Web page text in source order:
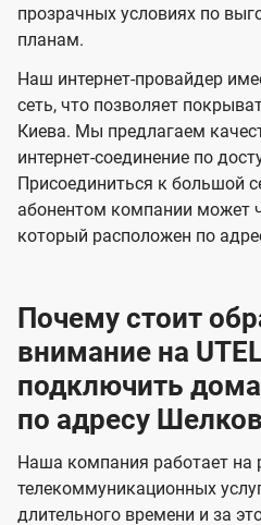
е
н
и
я
прозрачных условиях по
планам.
Наш интернет-провайдер
сеть, что позволяет
Киева. Мы предлагаем
интернет-соединение по
Присоединиться к большой
абонентом компании может
который расположен по
Почему стоит
внимание на
подключить
по адресу
Наша компания работает на
телекоммуникационных
длительного времени и за